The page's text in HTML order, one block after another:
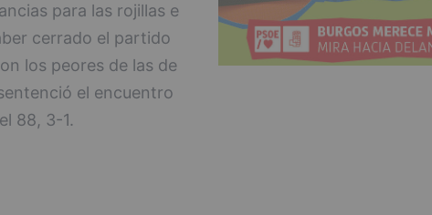
para las rojillas e
cerrado el partido
los peores de las de
el encuentro
88, 3-1.